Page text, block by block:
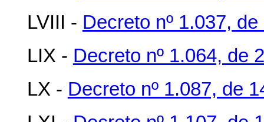
LVIII - Decreto nº 1.037,
LIX - Decreto nº 1.064, de
LX - Decreto nº 1.087, de